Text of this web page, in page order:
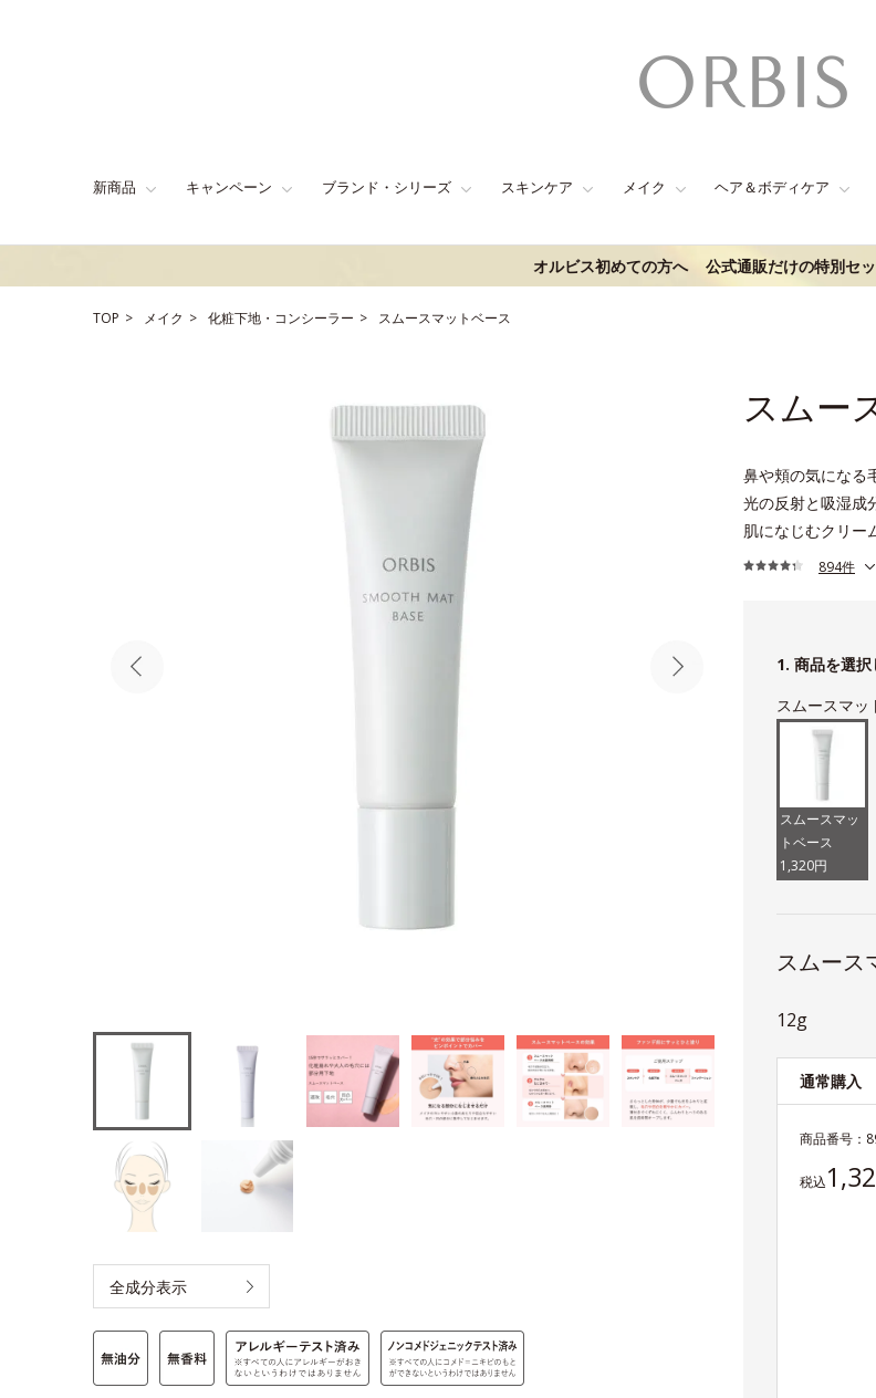
新商品 キャンペーン ブランド・シリーズ スキンケア メイク ヘア＆ボディケア
オルビス初めての方へ 公式通販だけの特別セ
TOP メイク 化粧下地・コンシーラー スムースマットベース
スムー
鼻や頬の気になる
光の反射と吸湿成
肌になじむクリー
894件
全成分表示
1. 商品を選択
スムースマッ
スムースマッ
トベース
1,320円
スムース
12g
通常購入
商品番号：
税込